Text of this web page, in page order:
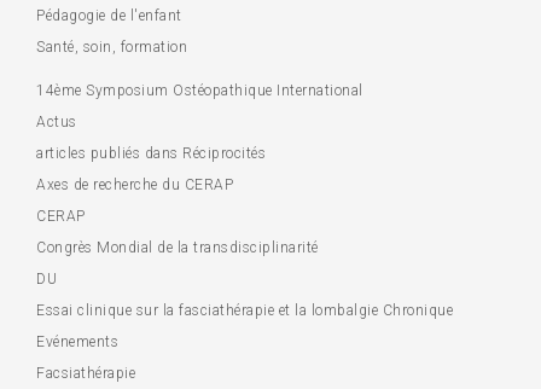
Pédagogie de l'enfant
Santé, soin, formation
14ème Symposium Ostéopathique International
Actus
articles publiés dans Réciprocités
Axes de recherche du CERAP
CERAP
Congrès Mondial de la transdisciplinarité
DU
Essai clinique sur la fasciathérapie et la lombalgie Chronique
Evénements
Facsiathérapie